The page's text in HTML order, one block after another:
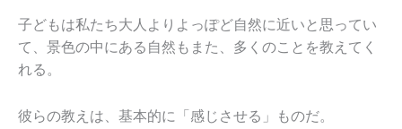
子どもは私たち大人よりよっぽど自然に近いと思ってい
て、景色の中にある自然もまた、多くのことを教えてく
れる。
彼らの教えは、基本的に「感じさせる」ものだ。